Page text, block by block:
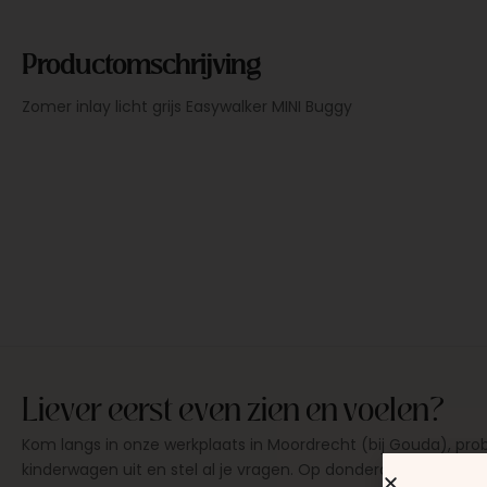
Productomschrijving
Zomer inlay licht grijs Easywalker MINI Buggy
Liever eerst even zien en voelen?
Kom langs in onze werkplaats in Moordrecht (bij Gouda),
kinderwagen uit en stel al je vragen. Op donderdag en